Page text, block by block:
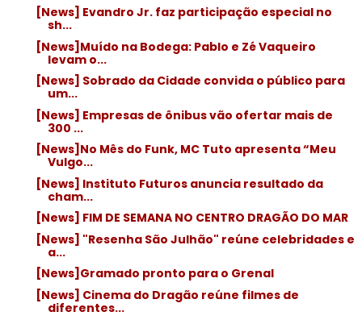
[News] Evandro Jr. faz participação especial no
sh...
[News]Muído na Bodega: Pablo e Zé Vaqueiro
levam o...
[News] Sobrado da Cidade convida o público para
um...
[News] Empresas de ônibus vão ofertar mais de
300 ...
[News]No Mês do Funk, MC Tuto apresenta “Meu
Vulgo...
[News] Instituto Futuros anuncia resultado da
cham...
[News] FIM DE SEMANA NO CENTRO DRAGÃO DO MAR
[News] "Resenha São Julhão" reúne celebridades e
a...
[News]Gramado pronto para o Grenal
[News] Cinema do Dragão reúne filmes de
diferentes...